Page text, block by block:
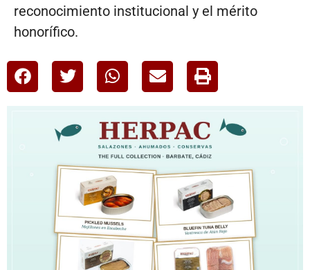
reconocimiento institucional y el mérito
honorífico.